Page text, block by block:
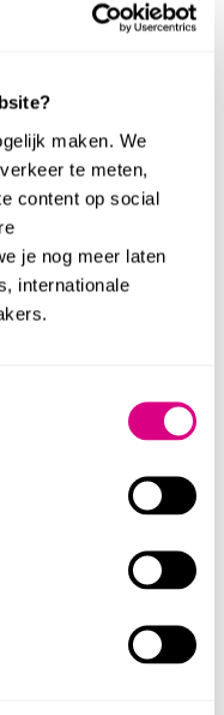
maken. We
te meten,
content op social
je nog meer laten
internationale